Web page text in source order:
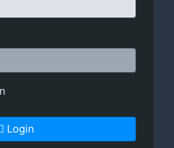
Login